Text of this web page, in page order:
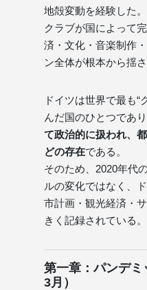
地殻変動を経験した。
クラブが国によって
済・文化・音楽制作
ン全体が根本から揺
ドイツは世界で最も“
んだ国のひとつであり
て政治的に扱われ、
どの存在である。
そのため、2020年代
ルの変化ではなく、
市計画・観光経済・
きく記録されている。
第一章：パンデ
3月）